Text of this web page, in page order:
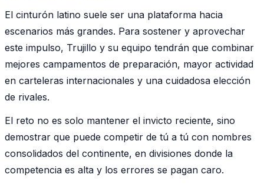
El cinturón latino suele ser una plataforma hacia
escenarios más grandes. Para sostener y aprovechar
este impulso, Trujillo y su equipo tendrán que combinar
mejores campamentos de preparación, mayor actividad
en carteleras internacionales y una cuidadosa elección
de rivales.
El reto no es solo mantener el invicto reciente, sino
demostrar que puede competir de tú a tú con nombres
consolidados del continente, en divisiones donde la
competencia es alta y los errores se pagan caro.